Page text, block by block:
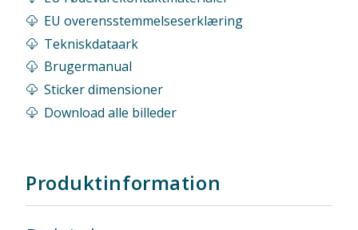
Produktinformation
EU overensstemmelseserklæring
Tekniskdataark
Brugermanual
Sticker dimensioner
Download alle billeder